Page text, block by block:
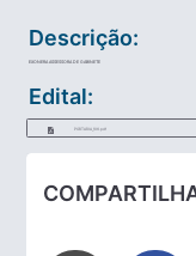
Descrição:
EXONERA ASSESSORA DE GABINETE
Edital:
PORTARIA_106.pdf